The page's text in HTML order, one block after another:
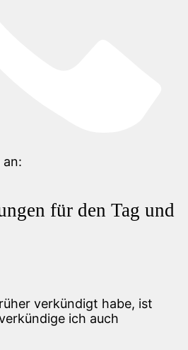
für den Tag und
verkündigt habe, ist
ich auch